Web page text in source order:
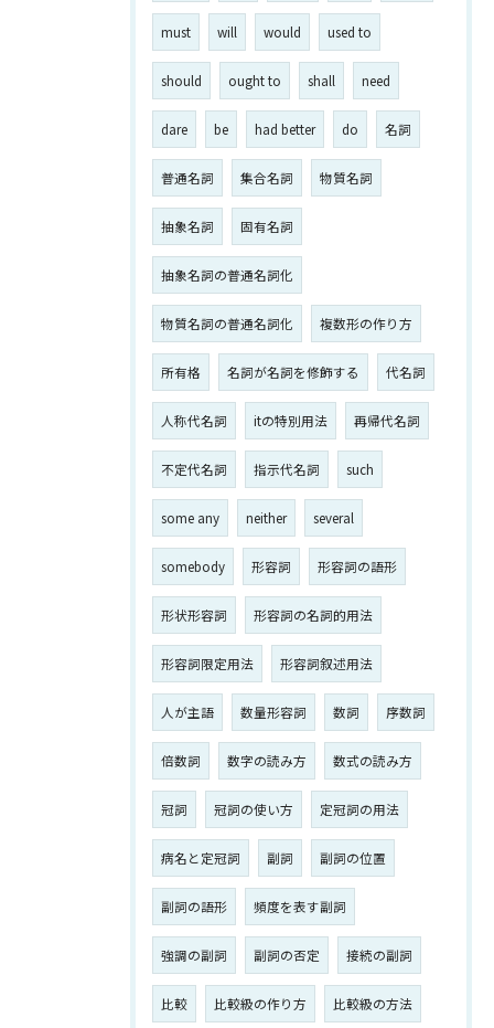
must will would used to
should ought to shall need
dare be had better do 名詞
普通名詞 集合名詞 物質名詞
抽象名詞 固有名詞
抽象名詞の普通名詞化
物質名詞の普通名詞化 複数形の作り方
所有格 名詞が名詞を修飾する 代名詞
人称代名詞 itの特別用法 再帰代名詞
不定代名詞 指示代名詞 such
some any neither several
somebody 形容詞 形容詞の語形
形状形容詞 形容詞の名詞的用法
形容詞限定用法 形容詞叙述用法
人が主語 数量形容詞 数詞 序数詞
倍数詞 数字の読み方 数式の読み方
冠詞 冠詞の使い方 定冠詞の用法
病名と定冠詞 副詞 副詞の位置
副詞の語形 頻度を表す副詞
強調の副詞 副詞の否定 接続の副詞
比較 比較級の作り方 比較級の方法